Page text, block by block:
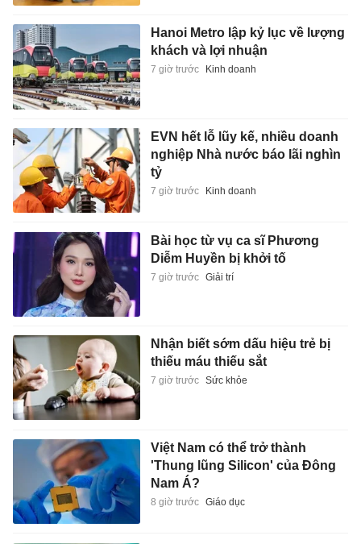
Hanoi Metro lập kỷ lục về lượng
khách và lợi nhuận
7 giờ trước Kinh doanh
EVN hết lỗ lũy kế, nhiều doanh
nghiệp Nhà nước báo lãi nghìn
tỷ
7 giờ trước Kinh doanh
Bài học từ vụ ca sĩ Phương
Diễm Huyền bị khởi tố
7 giờ trước Giải trí
Nhận biết sớm dấu hiệu trẻ bị
thiếu máu thiếu sắt
7 giờ trước Sức khỏe
Việt Nam có thể trở thành
'Thung lũng Silicon' của Đông
Nam Á?
8 giờ trước Giáo dục